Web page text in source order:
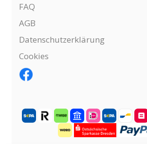
FAQ
AGB
Datenschutzerklärung
Cookies